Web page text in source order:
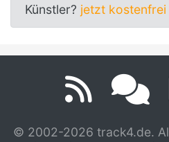
Künstler? jetzt
© 2002-2026 track4.de.